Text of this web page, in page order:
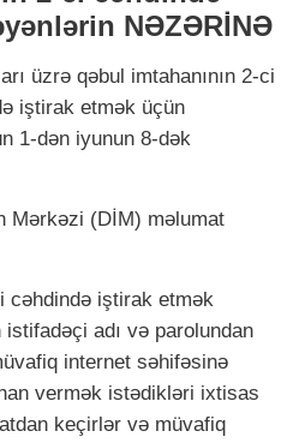
NƏZƏRİNƏ
üzrə qəbul imtahanının 2-ci
iştirak etmək üçün
1-dən iyunun 8-dək
Mərkəzi (DİM) məlumat
cəhdində iştirak etmək
adı və parolundan
internet səhifəsinə
vermək istədikləri ixtisas
keçirlər və müvafiq